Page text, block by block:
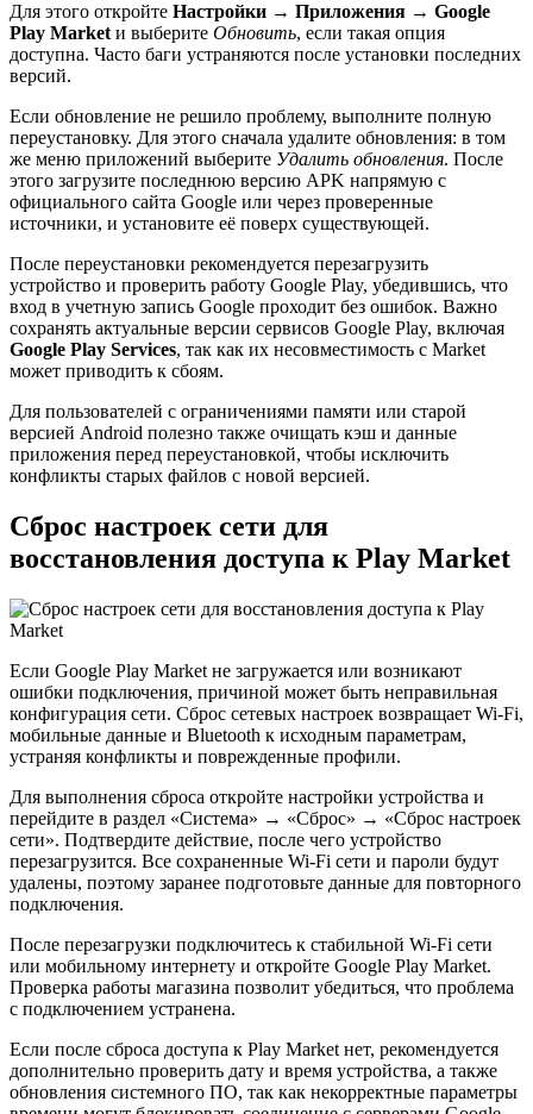
Для этого откройте Настройки → Приложения → Google
Play Market и выберите Обновить, если такая опция
доступна. Часто баги устраняются после установки последних
версий.
Если обновление не решило проблему, выполните полную
переустановку. Для этого сначала удалите обновления: в том
же меню приложений выберите Удалить обновления. После
этого загрузите последнюю версию APK напрямую с
официального сайта Google или через проверенные
источники, и установите её поверх существующей.
После переустановки рекомендуется перезагрузить
устройство и проверить работу Google Play, убедившись, что
вход в учетную запись Google проходит без ошибок. Важно
сохранять актуальные версии сервисов Google Play, включая
Google Play Services, так как их несовместимость с Market
может приводить к сбоям.
Для пользователей с ограничениями памяти или старой
версией Android полезно также очищать кэш и данные
приложения перед переустановкой, чтобы исключить
конфликты старых файлов с новой версией.
Сброс настроек сети для
восстановления доступа к Play Market
Если Google Play Market не загружается или возникают
ошибки подключения, причиной может быть неправильная
конфигурация сети. Сброс сетевых настроек возвращает Wi-Fi,
мобильные данные и Bluetooth к исходным параметрам,
устраняя конфликты и поврежденные профили.
Для выполнения сброса откройте настройки устройства и
перейдите в раздел «Система» → «Сброс» → «Сброс настроек
сети». Подтвердите действие, после чего устройство
перезагрузится. Все сохраненные Wi-Fi сети и пароли будут
удалены, поэтому заранее подготовьте данные для повторного
подключения.
После перезагрузки подключитесь к стабильной Wi-Fi сети
или мобильному интернету и откройте Google Play Market.
Проверка работы магазина позволит убедиться, что проблема
с подключением устранена.
Если после сброса доступа к Play Market нет, рекомендуется
дополнительно проверить дату и время устройства, а также
обновления системного ПО, так как некорректные параметры